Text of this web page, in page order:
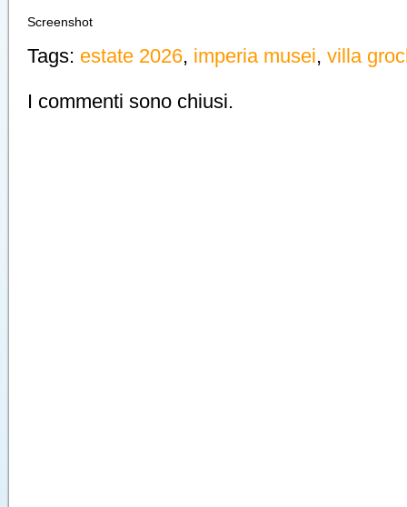
Screenshot
Tags: estate 2026, imperia musei, villa
I commenti sono chiusi.